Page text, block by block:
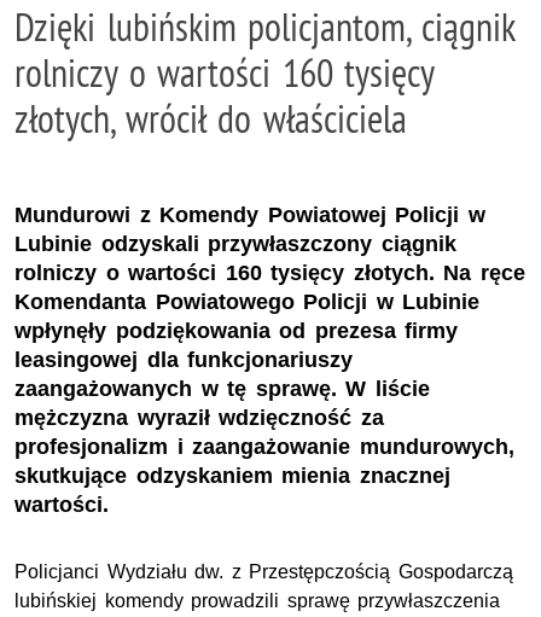
Dzięki lubińskim policjantom, ciągnik
rolniczy o wartości 160 tysięcy
złotych, wrócił do właściciela
Mundurowi z Komendy Powiatowej Policji w
Lubinie odzyskali przywłaszczony ciągnik
rolniczy o wartości 160 tysięcy złotych. Na ręce
Komendanta Powiatowego Policji w Lubinie
wpłynęły podziękowania od prezesa firmy
leasingowej dla funkcjonariuszy
zaangażowanych w tę sprawę. W liście
mężczyzna wyraził wdzięczność za
profesjonalizm i zaangażowanie mundurowych,
skutkujące odzyskaniem mienia znacznej
wartości.
Policjanci Wydziału dw. z Przestępczością Gospodarczą
lubińskiej komendy prowadzili sprawę przywłaszczenia